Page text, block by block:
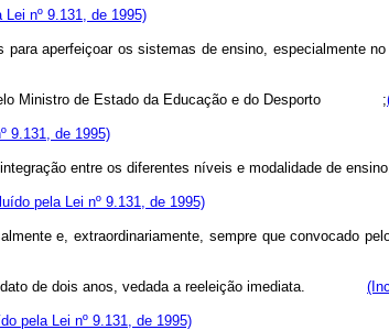
Lei nº 9.131, de 1995)
aperfeiçoar os sistemas de ensino, especialmente
pelo Ministro de Estado da Educação e do Desporto ;
9.131, de 1995)
à integração entre os diferentes níveis e
pela Lei nº 9.131, de 1995)
e, extraordinariamente, sempre que convocado
de dois anos, vedada a reeleição imediata.
pela Lei nº 9.131, de 1995)